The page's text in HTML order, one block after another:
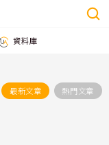
資料庫
最新文章 熱門文章